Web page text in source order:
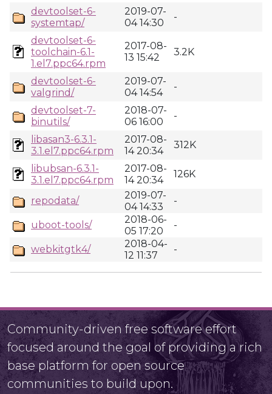
devtoolset-6-
systemtap/
2019-07-
04 14:30
-
devtoolset-6-
toolchain-6.1-
1.el7.ppc64.rpm
2017-08-
13 15:42
3.2K
devtoolset-6-
valgrind/
2019-07-
04 14:54
-
devtoolset-7-
binutils/
2018-07-
06 16:00
-
libasan3-6.3.1-
3.1.el7.ppc64.rpm
2017-08-
14 20:34
312K
libubsan-6.3.1-
3.1.el7.ppc64.rpm
2017-08-
14 20:34
126K
repodata/
2019-07-
04 14:33
-
uboot-tools/
2018-06-
05 17:20
-
webkitgtk4/
2018-04-
12 11:37
-
Community-driven free software effort
focused around the goal of providing a rich
base platform for open source
communities to build upon.